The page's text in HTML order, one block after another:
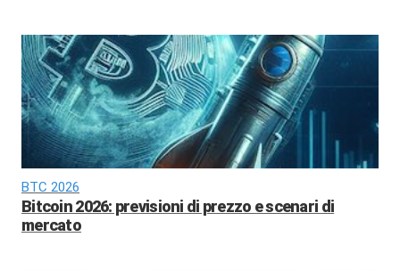
BTC 2026
Bitcoin 2026: previsioni di prezzo e scenari di
mercato